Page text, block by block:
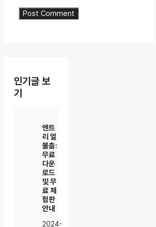
인기글 보
기
엔트
리 얼
불춤:
무료
다운
로드
및 무
료 체
험판
안내
2024-